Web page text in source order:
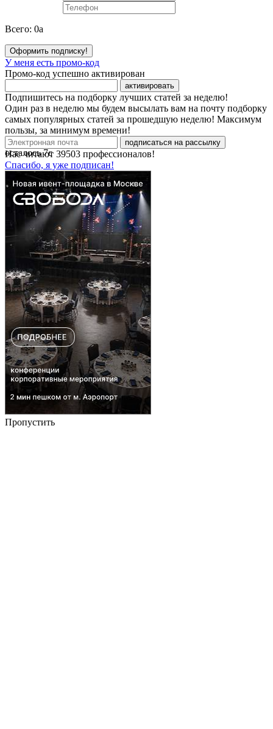
Всего: 0a
Оформить подписку!
У меня есть промо-код
Промо-код успешно активирован
активировать
Подпишитесь на подборку лучших статей за неделю!
Один раз в неделю мы будем высылать вам на почту подборку
самых популярных статей за прошедшую неделю! Максимум
пользы, за минимум времени!
подписаться на рассылку
Нас читают 39503 профессионалов!
Спасибо, я уже подписан!
осталось7с
Пропустить